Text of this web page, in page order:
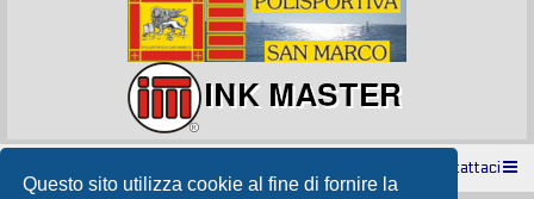
Questo sito utilizza cookie al fine di fornire la
Contattaci